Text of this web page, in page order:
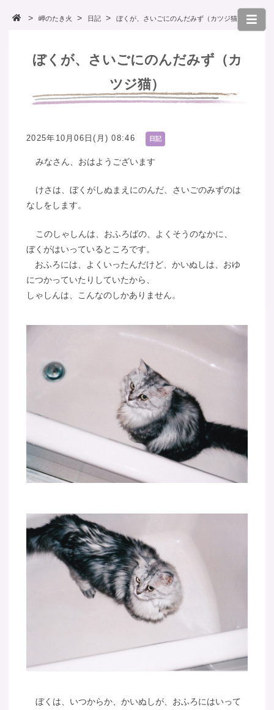
岬のたき火 日記 ぼくが、さいごにのんだみず（カツジ猫）
ぼくが、さいごにのんだみず（カ
ツジ猫）
2025年10月06日(月) 08:46 日記
みなさん、おはようございます
けさは、ぼくがしぬまえにのんだ、さいごのみずのは
なしをします。
このしゃしんは、おふろばの、よくそうのなかに、
ぼくがはいっているところです。
おふろには、よくいったんだけど、かいぬしは、おゆ
につかっていたりしていたから、
しゃしんは、こんなのしかありません。
ぼくは、いつからか、かいぬしが、おふろにはいって